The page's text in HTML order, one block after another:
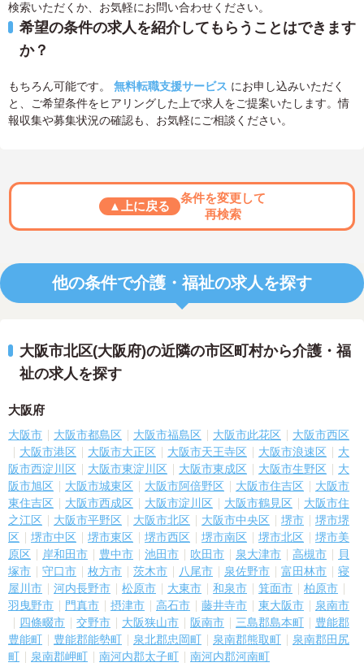
検索いただくか、お気軽にお問い合わせください。
希望の条件の求人を紹介してもらうことはできます
か？
もちろん可能です。 無料転職支援サービス にお申し込みいただく
と、ご希望条件をヒアリングした上で求人をご提案いたします。情
報収集や募集状況の確認も、お気軽にご相談ください。
▲上に戻る
条件を変更して
再検索
他の条件で介護・福祉の求人を探す
大阪市北区(大阪府)の近隣の市区町村から介護・福
祉の求人を探す
大阪府
大阪市 大阪市都島区 大阪市福島区 大阪市此花区
大阪市西区
大阪市港区
大阪市大正区 大阪市天王寺区 大阪市浪速区
大
阪市西淀川区
大阪市東淀川区 大阪市東成区 大阪市生野区
大
阪市旭区
大阪市城東区 大阪市阿倍野区 大阪市住吉区
大阪市
東住吉区
大阪市西成区 大阪市淀川区 大阪市鶴見区
大阪市住
之江区
大阪市平野区 大阪市北区 大阪市中央区 堺市
堺市堺
区
堺市中区 堺市東区 堺市西区 堺市南区 堺市北区
堺市美
原区
岸和田市 豊中市 池田市 吹田市 泉大津市 高槻市
貝
塚市
守口市 枚方市 茨木市 八尾市 泉佐野市 富田林市
寝
屋川市
河内長野市 松原市 大東市 和泉市 箕面市
柏原市
羽曳野市
門真市 摂津市 高石市 藤井寺市 東大阪市
泉南市
四條畷市
交野市 大阪狭山市 阪南市 三島郡島本町
豊能郡
豊能町
豊能郡能勢町 泉北郡忠岡町 泉南郡熊取町
泉南郡田尻
町
泉南郡岬町 南河内郡太子町 南河内郡河南町